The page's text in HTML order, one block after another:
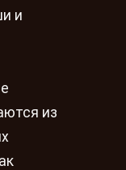
и
из